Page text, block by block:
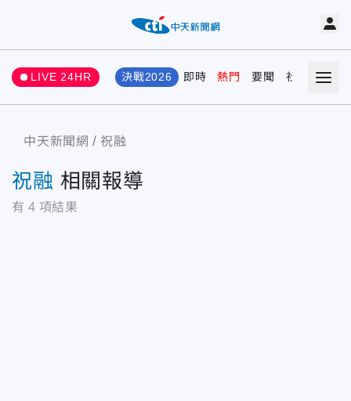
LIVE 24HR 決戰2026 即時 熱門 要聞 社會 娛樂
中天新聞網 祝融
祝融 相關報導
有 4 項結果